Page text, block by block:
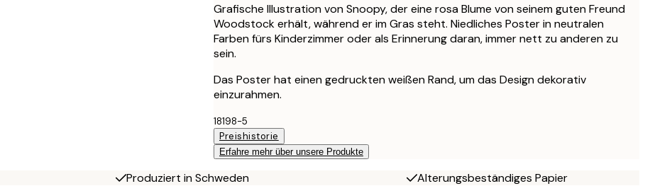
Grafische Illustration von Snoopy, der eine rosa Blume von seinem guten Freund
Woodstock erhält, während er im Gras steht. Niedliches Poster in neutralen
Farben fürs Kinderzimmer oder als Erinnerung daran, immer nett zu anderen zu
sein.
Das Poster hat einen gedruckten weißen Rand, um das Design dekorativ
einzurahmen.
18198-5
Preishistorie
Erfahre mehr über unsere Produkte
Produziert in Schweden Alterungsbeständiges Papier